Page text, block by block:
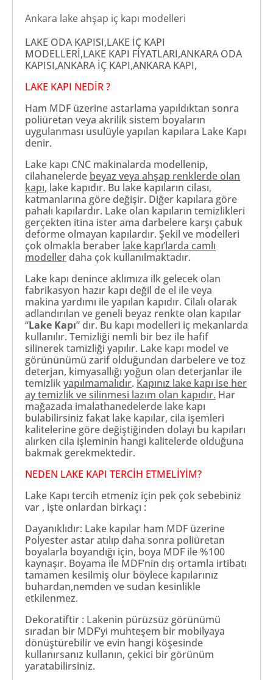
Ankara lake ahşap iç kapı modelleri
LAKE ODA KAPISI,LAKE İÇ KAPI
MODELLERİ,LAKE KAPI FİYATLARI,ANKARA ODA
KAPISI,ANKARA İÇ KAPI,ANKARA KAPI,
LAKE KAPI NEDİR ?
Ham MDF üzerine astarlama yapıldıktan sonra
poliüretan veya akrilik sistem boyaların
uygulanması usulüyle yapılan kapılara Lake Kapı
denir.
Lake kapı CNC makinalarda modellenip,
cilahanelerde beyaz veya ahşap renklerde olan
kapı, lake kapıdır. Bu lake kapıların cilası,
katmanlarına göre değişir. Diğer kapılara göre
pahalı kapılardır. Lake olan kapıların temizlikleri
gerçekten itina ister ama darbelere karşı çabuk
deforme olmayan kapılardır. Şekil ve modelleri
çok olmakla beraber lake kapı’larda camlı
modeller daha çok kullanılmaktadır.
Lake kapı denince aklımıza ilk gelecek olan
fabrikasyon hazır kapı değil de el ile veya
makina yardımı ile yapılan kapıdır. Cilalı olarak
adlandırılan ve geneli beyaz renkte olan kapılar
“Lake Kapı” dır. Bu kapı modelleri iç mekanlarda
kullanılır. Temizliği nemli bir bez ile hafif
silinerek tamizliği yapılır. Lake kapı model ve
görününümü zarif olduğundan darbelere ve toz
deterjan, kimyasallığı yoğun olan deterjanlar ile
temizlikyapılmamalıdır. Kapınız lake kapı ise her
ay temizlik ve silinmesi lazım olan kapıdır. Har
mağazada imalathanedelerde lake kapı
bulabilirsiniz fakat lake kapılar, cila işemleri
kalitelerine göre değiştiğinden dolayı bu kapıları
alırken cila işleminin hangi kalitelerde olduğuna
bakmak gerekmektedir.
NEDEN LAKE KAPI TERCİH ETMELİYİM?
Lake Kapı tercih etmeniz için pek çok sebebiniz
var , işte onlardan birkaçı :
Dayanıklıdır: Lake kapılar ham MDF üzerine
Polyester astar atılıp daha sonra poliüretan
boyalarla boyandığı için, boya MDF ile %100
kaynaşır. Boyama ile MDF’nin dış ortamla irtibatı
tamamen kesilmiş olur böylece kapılarınız
buhardan,nemden ve sudan kesinlikle
etkilenmez.
Dekoratiftir : Lakenin pürüzsüz görünümü
sıradan bir MDF’yi muhteşem bir mobilyaya
dönüştürebilir ve evin hangi köşesinde
kullanırsanız kullanın, çekici bir görünüm
yaratabilirsiniz.